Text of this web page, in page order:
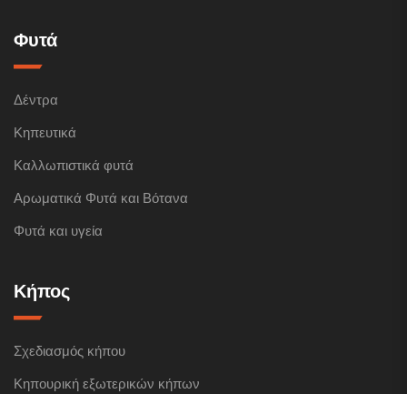
Φυτά
Δέντρα
Κηπευτικά
Καλλωπιστικά φυτά
Αρωματικά Φυτά και Βότανα
Φυτά και υγεία
Κήπος
Σχεδιασμός κήπου
Κηπουρική εξωτερικών κήπων